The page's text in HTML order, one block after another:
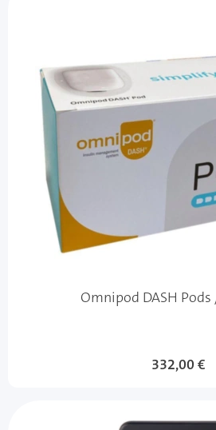
Omnipod DASH
332,00 €